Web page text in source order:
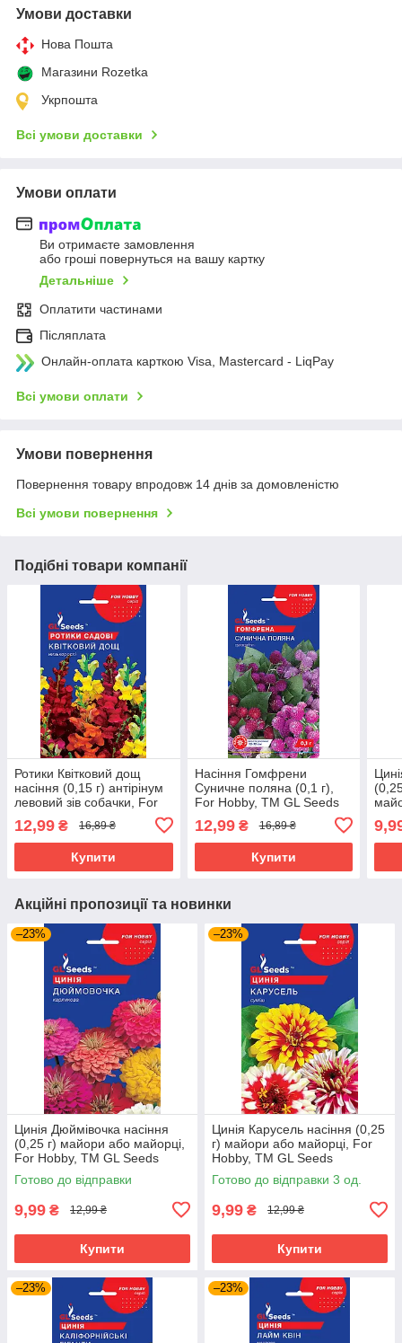
Умови доставки
Нова Пошта
Магазини Rozetka
Укрпошта
Всі умови доставки
Умови оплати
Ви отримаєте замовлення
або гроші повернуться на вашу картку
Детальніше
Оплатити частинами
Післяплата
Онлайн-оплата карткою Visa, Mastercard - LiqPay
Всі умови оплати
Умови повернення
Повернення товару впродовж 14 днів за домовленістю
Всі умови повернення
Подібні товари компанії
Ротики Квітковий дощ
насіння (0,15 г) антірінум
левовий зів собачки, For
12,99 ₴ 16,89 ₴
Купити
Насіння Гомфрени
Суничне поляна (0,1 г),
For Hobby, TM GL Seeds
12,99₴ 16,89 ₴
Купити
Акційні пропозиції та новинки
–23%
Цинія Дюймівочка насіння
(0,25 г) майори або майорці,
For Hobby, TM GL Seeds
Готово до відправки
9,99 ₴ 12,99 ₴
Купити
–23%
Цинія Карусель насіння (0,25
г) майори або майорці, For
Hobby, TM GL Seeds
Готово до відправки 3 од.
9,99 ₴ 12,99 ₴
Купити
–23% –23%